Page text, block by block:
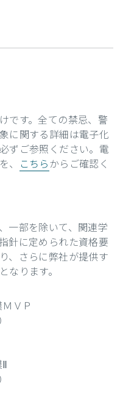
です。全ての禁忌、警
に関する詳細は電子化
ずご参照ください。電
、
こちらからご確認く
一部を除いて、関連学
針に定められた資格要
、さらに弊社が提供す
なります。
ＶＰ